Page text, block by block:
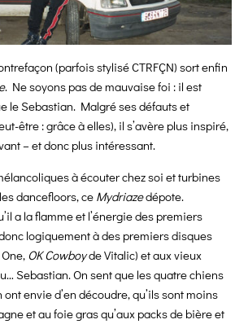
(parfois stylisé CTRFÇN) sort enfin
. Ne soyons pas de mauvaise foi : il est
le Sebastian. Malgré ses défauts et
être : grâce à elles), il s’avère plus inspiré,
– et donc plus intéressant.
à écouter chez soi et turbines
dancefloors, ce Mydriazedépote.
a la flamme et l’énergie des premiers
logiquement à des premiers disques
OK Cowboyde Vitalic) et aux vieux
Sebastian. On sent que les quatre chiens
envie d’en découdre, qu’ils sont moins
et au foie gras qu’aux packs de bière et